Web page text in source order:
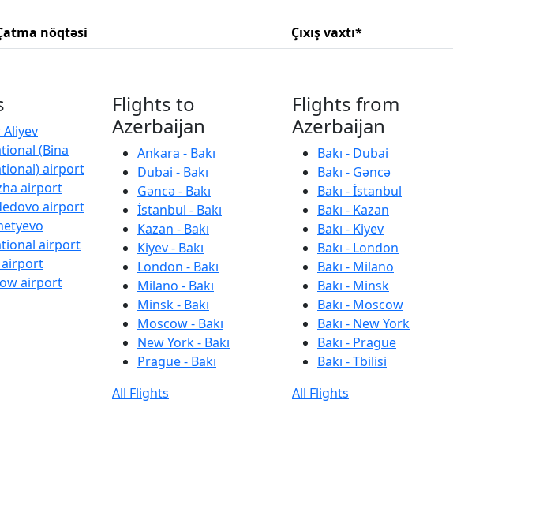
nöqtəsi Çıxış vaxtı*
(Bina
airport
airport
airport
airport
airport
airport
Flights to
Azerbaijan
Ankara - Bakı
Dubai - Bakı
Gəncə - Bakı
İstanbul - Bakı
Kazan - Bakı
Kiyev - Bakı
London - Bakı
Milano - Bakı
Minsk - Bakı
Moscow - Bakı
New York - Bakı
Prague - Bakı
All Flights
Flights from
Azerbaijan
Bakı - Dubai
Bakı - Gəncə
Bakı - İstanbul
Bakı - Kazan
Bakı - Kiyev
Bakı - London
Bakı - Milano
Bakı - Minsk
Bakı - Moscow
Bakı - New York
Bakı - Prague
Bakı - Tbilisi
All Flights